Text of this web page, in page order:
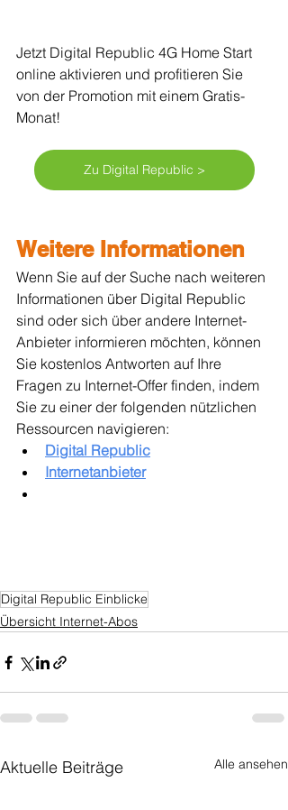
Jetzt Digital Republic 4G Home Start
online aktivieren und profitieren Sie
von der Promotion mit einem Gratis-
Monat!
Zu Digital Republic >
Weitere Informationen
Wenn Sie auf der Suche nach weiteren
Informationen über Digital Republic
sind oder sich über andere Internet-
Anbieter informieren möchten, können
Sie kostenlos Antworten auf Ihre
Fragen zu Internet-Offer finden, indem
Sie zu einer der folgenden nützlichen
Ressourcen navigieren:
Digital Republic
Internetanbieter
Digital Republic Einblicke
Übersicht Internet-Abos
Aktuelle Beiträge Alle ansehen